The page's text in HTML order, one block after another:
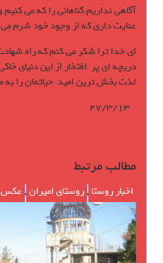
آگاهی نداریم گناهانی را كه می
عنایت داری كه از وجود خود شرم
ای خدا ترا شكر می كنم كه راه
دریچه ای پر افتخار از این دنیای
لذت بخش ترین امید حیاتمان را به
مطالب مرتبط
اخبار روستا ,روستای امیران,عکس